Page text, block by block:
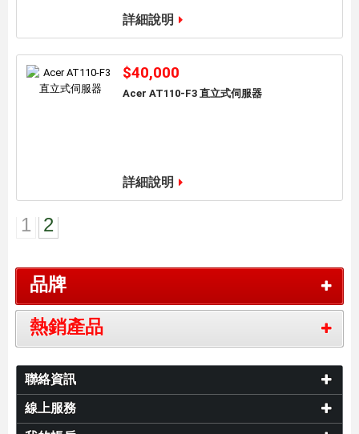
詳細說明
$40,000
Acer AT110-F3 直立式伺服器
詳細說明
1 2
品牌
熱銷產品
聯絡資訊
線上服務